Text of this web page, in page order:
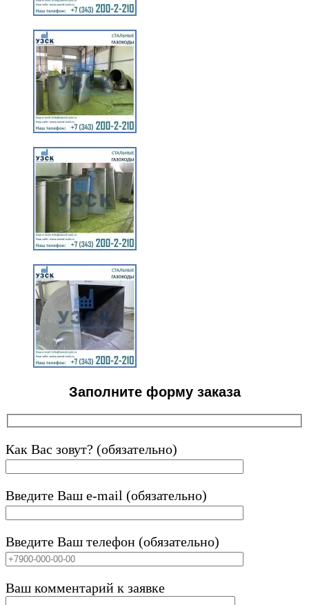
Заполните форму заказа
Как Вас зовут? (обязательно)
Введите Ваш e-mail (обязательно)
Введите Ваш телефон (обязательно)
Ваш комментарий к заявке